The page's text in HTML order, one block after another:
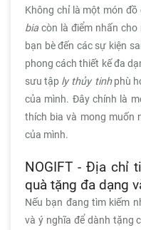
Không chỉ là một món đồ
bia còn là điểm nhấn
bạn bè đến các sự kiện
phong cách thiết kế đa
sưu tập ly thủy tinhphù
của mình. Đây chính là
thích bia và mong muốn
của mình.
NOGIFT - Địa chỉ
quà tặng đa dạng
Nếu bạn đang tìm kiếm
và ý nghĩa để dành tặng